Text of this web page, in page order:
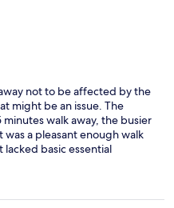
gab es allerdings nicht.
beschrieben. Die Küche ist
kein Geschirr, keine Töpfe,
auf Anfrage bekommen
aber die Küche
Personal hat uns auch mit
und war stets verfügbar
not to be affected by the
might be an issue. The
walk away, the busier
a pleasant enough walk
basic essential
the bathroom insecure with
so didn’t spray too